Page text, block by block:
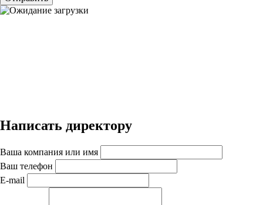
Написать директору
Ваша компания или имя
Ваш телефон
E-mail